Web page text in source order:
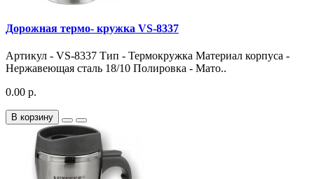
Дорожная термо- кружка VS-8337
Артикул - VS-8337 Тип - Термокружка Материал корпуса -
Нержавеющая сталь 18/10 Полировка - Мато..
0.00 р.
В корзину